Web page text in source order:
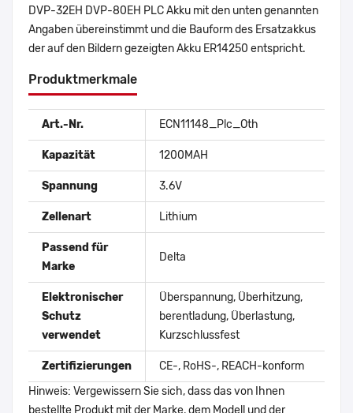
DVP-32EH DVP-80EH PLC Akku mit den unten genannten
Angaben übereinstimmt und die Bauform des Ersatzakkus
der auf den Bildern gezeigten Akku ER14250 entspricht.
Produktmerkmale
Art.-Nr. ECN11148_Plc_Oth
Kapazität 1200MAH
Spannung 3.6V
Zellenart Lithium
Passend für
Marke
Delta
Elektronischer
Schutz
verwendet
Überspannung, Überhitzung,
berentladung, Überlastung,
Kurzschlussfest
Zertifizierungen
CE-, RoHS-, REACH-konform
Hinweis: Vergewissern Sie sich, dass das von Ihnen